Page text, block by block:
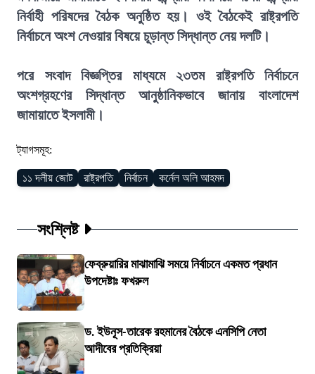
নির্বাহী পরিষদের বৈঠক অনুষ্ঠিত হয়। ওই বৈঠকেই রাষ্ট্রপতি
নির্বাচনে অংশ নেওয়ার বিষয়ে চূড়ান্ত সিদ্ধান্ত নেয় দলটি।
পরে সংবাদ বিজ্ঞপ্তির মাধ্যমে ২৩তম রাষ্ট্রপতি নির্বাচনে
অংশগ্রহণের সিদ্ধান্ত আনুষ্ঠানিকভাবে জানায় বাংলাদেশ
জামায়াতে ইসলামী।
ট্যাগসমূহ:
১১ দলীয় জোট রাষ্ট্রপতি নির্বাচন কর্নেল অলি আহমদ
সংশ্লিষ্ট
ফেব্রুয়ারির মাঝামাঝি সময়ে নির্বাচনে একমত প্রধান
উপদেষ্টাঃ ফখরুল
ড. ইউনূস-তারেক রহমানের বৈঠকে এনসিপি নেতা
আদীবের প্রতিক্রিয়া